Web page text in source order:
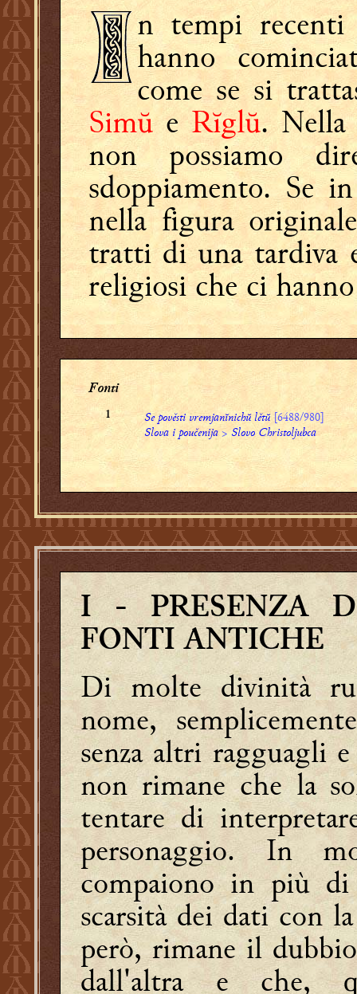
n tempi recenti
hanno
come se si
SimŭeRĭglŭ. Nella
non possiamo
sdoppiamento. Se
nella figura
tratti di una tardiva
religiosi che ci
Fonti
1 Se pověsti vremjanĭnichŭ lětŭ[6488/980]
Slova i poučenija > Slovo Christoljubca
I- PRESENZA
FONTI ANTICHE
Di molte divinità
nome,
senza altri ragguagli
non rimane che la
tentare di
personaggio. In
compaiono in più di
scarsità dei dati con
però, rimane il
dall'altra e che,